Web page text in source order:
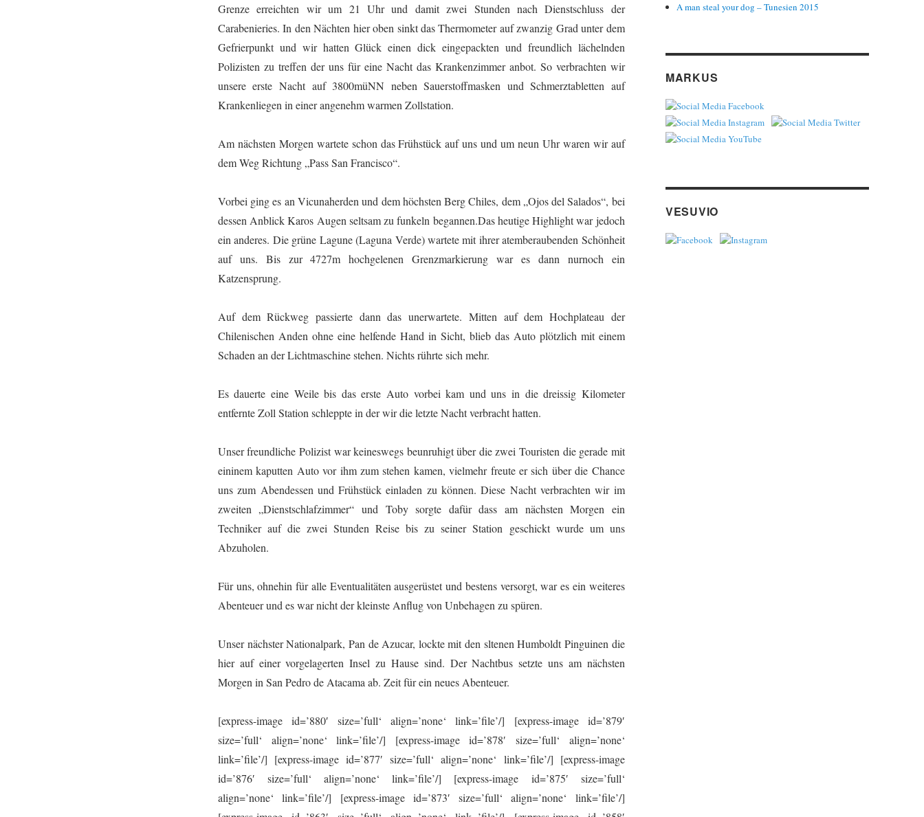
Grenze erreichten wir um 21 Uhr und damit zwei Stunden nach Dienstschluss der
Carabenieries. In den Nächten hier oben sinkt das Thermometer auf zwanzig Grad unter dem
Gefrierpunkt und wir hatten Glück einen dick eingepackten und freundlich lächelnden
Polizisten zu treffen der uns für eine Nacht das Krankenzimmer anbot. So verbrachten wir
unsere erste Nacht auf 3800müNN neben Sauerstoffmasken und Schmerztabletten auf
Krankenliegen in einer angenehm warmen Zollstation.
Am nächsten Morgen wartete schon das Frühstück auf uns und um neun Uhr waren wir auf
dem Weg Richtung „Pass San Francisco“.
Vorbei ging es an Vicunaherden und dem höchsten Berg Chiles, dem „Ojos del Salados“, bei
dessen Anblick Karos Augen seltsam zu funkeln begannen.Das heutige Highlight war jedoch
ein anderes. Die grüne Lagune (Laguna Verde) wartete mit ihrer atemberaubenden Schönheit
auf uns. Bis zur 4727m hochgelenen Grenzmarkierung war es dann nurnoch ein
Katzensprung.
Auf dem Rückweg passierte dann das unerwartete. Mitten auf dem Hochplateau der
Chilenischen Anden ohne eine helfende Hand in Sicht, blieb das Auto plötzlich mit einem
Schaden an der Lichtmaschine stehen. Nichts rührte sich mehr.
Es dauerte eine Weile bis das erste Auto vorbei kam und uns in die dreissig Kilometer
entfernte Zoll Station schleppte in der wir die letzte Nacht verbracht hatten.
Unser freundliche Polizist war keineswegs beunruhigt über die zwei Touristen die gerade mit
eininem kaputten Auto vor ihm zum stehen kamen, vielmehr freute er sich über die Chance
uns zum Abendessen und Frühstück einladen zu können. Diese Nacht verbrachten wir im
zweiten „Dienstschlafzimmer“ und Toby sorgte dafür dass am nächsten Morgen ein
Techniker auf die zwei Stunden Reise bis zu seiner Station geschickt wurde um uns
Abzuholen.
Für uns, ohnehin für alle Eventualitäten ausgerüstet und bestens versorgt, war es ein weiteres
Abenteuer und es war nicht der kleinste Anflug von Unbehagen zu spüren.
Unser nächster Nationalpark, Pan de Azucar, lockte mit den sltenen Humboldt Pinguinen die
hier auf einer vorgelagerten Insel zu Hause sind. Der Nachtbus setzte uns am nächsten
Morgen in San Pedro de Atacama ab. Zeit für ein neues Abenteuer.
[express-image id=’880′ size=’full‘ align=’none‘ link=’file’/] [express-image id=’879′
size=’full‘ align=’none‘ link=’file’/] [express-image id=’878′ size=’full‘ align=’none‘
link=’file’/] [express-image id=’877′ size=’full‘ align=’none‘ link=’file’/] [express-image
id=’876′ size=’full‘ align=’none‘ link=’file’/] [express-image id=’875′ size=’full‘
align=’none‘ link=’file’/] [express-image id=’873′ size=’full‘ align=’none‘ link=’file’/]
A man steal your dog – Tunesien 2015
MARKUS
VESUVIO